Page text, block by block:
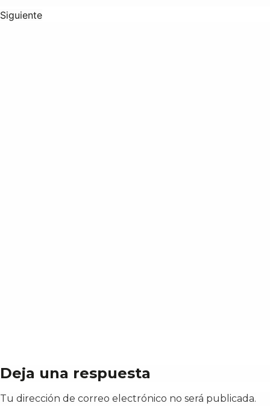
Siguiente
Deja una respuesta
Tu dirección de correo electrónico no será publicada.